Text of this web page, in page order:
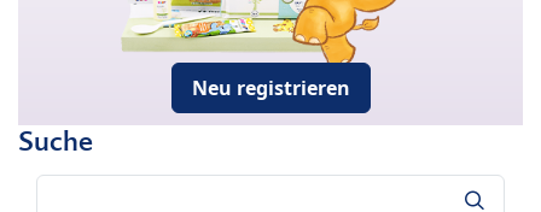
Neu registrieren
Suche